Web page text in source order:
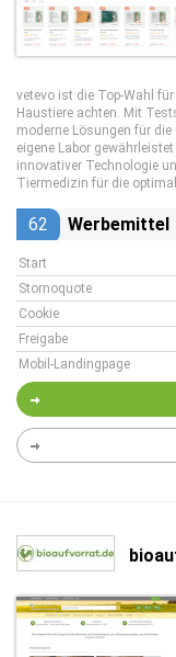
vetevo ist die Top-Wahl
Haustiere achten. Mit
moderne Lösungen für
eigene Labor
innovativer Technologie
Tiermedizin für die
62 Werbemittel
Start
Stornoquote
Cookie
Freigabe
Mobil-Landingpage